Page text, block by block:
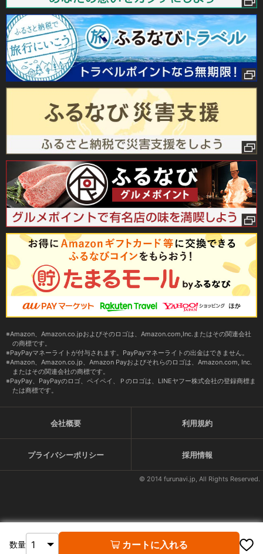
数量 カートに入れる
Amazon、Amazon.co.jpおよびそのロゴは、Amazon.com,Inc.またはその関連会社
の商標です。
PayPayマネーライトが付与されます。PayPayマネーライトの出金はできません。
Amazon、Amazon.co.jp、Amazon Payおよびそれらのロゴは、Amazon.com, Inc.
またはその関連会社の商標です。
PayPay、PayPayのロゴ、ペイペイ、Ｐのロゴは、LINEヤフー株式会社の登録商標ま
たは商標です。
会社概要 利用規約
プライバシーポリシー 採用情報
© 2014 furunavi.jp, All Rights Reserved.